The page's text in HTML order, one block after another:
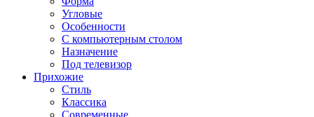
Угловые
Особенности
С компьютерным столом
Назначение
Под телевизор
Прихожие
Стиль
Классика
Современные